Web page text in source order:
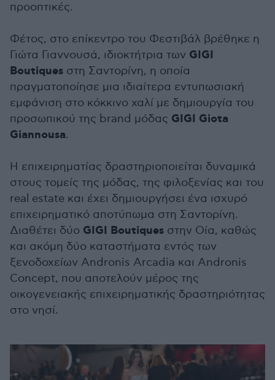
προοπτικές.
Φέτος, στο επίκεντρο του Φεστιβάλ βρέθηκε η
Γιώτα Γιαννουσά, ιδιοκτήτρια των GIGI
Boutiques στη Σαντορίνη, η οποία
πραγματοποίησε μια ιδιαίτερα εντυπωσιακή
εμφάνιση στο κόκκινο χαλί με δημιουργία του
προσωπικού της brand μόδας GIGI Giota
Giannousa.
Η επιχειρηματίας δραστηριοποιείται δυναμικά
στους τομείς της μόδας, της φιλοξενίας και του
real estate και έχει δημιουργήσει ένα ισχυρό
επιχειρηματικό αποτύπωμα στη Σαντορίνη.
Διαθέτει δύο GIGI Boutiques στην Οία, καθώς
και ακόμη δύο καταστήματα εντός των
ξενοδοχείων Andronis Arcadia και Andronis
Concept, που αποτελούν μέρος της
οικογενειακής επιχειρηματικής δραστηριότητας
στο νησί.